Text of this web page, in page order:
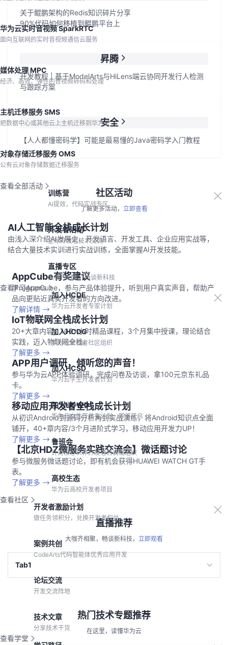
华为云实时音视频 SparkRTC
面向互联网的实时音视频通信云服务
媒体处理 MPC
经济、高效、弹性的音视频转码和处理
主机迁移服务 SMS
把数据中心或其他云上主机迁移到华为云
对象存储迁移服务 OMS
公有云对象存储数据迁移服务
查看全部活动
训练营
AI提效，代码实战专区
开发者活动
全球开发者技术交流
直播专区
大咖齐相聚，畅谈新科技
查看Programs
加入HCDE
华为云开发者专家计划
加入HCDG
华为云开发者社区组织
加入HCSD
华为云学生开发者计划
加入HCWD
华为云女性开发者计划，即将开启
鲁班会
针对核心伙伴开发者的高端组织
高校生态
华为云高校开发者项目
查看社区
开发者激励计划
做任务领积分，兑换开发者权益
案例共创
CodeArts代码智能体优秀应用开发
论坛交流
开发交流阵地
技术文章
分享技术干货
查看学堂
关于鲲鹏架构的Redis知识碎片分享
90%代码如何移植到鲲鹏平台上
昇腾
开发教程 | 基于ModelArts与HiLens端云协同开发行人检测
与跟踪方案
安全
【人人都懂密码学】可能是最易懂的Java密码学入门教程
社区活动
了解更多活动， 立即查看
AI人工智能全栈成长计划
由浅入深介绍AI发展史、开发语言、开发工具、企业应用实战等，
结合大量技术实训进行实战训练，全面掌握AI开发技能。
AppCube有奖建议
学习AppCube，参与产品体验提升，听到用户真实声音，帮助产
品向更贴近真实开发者的方向改进。
了解详情
IoT物联网全栈成长计划
20+大章内容，100+小时精品课程，3个月集中授课，理论结合
实践，迈入物联网全栈。
了解更多
APP用户调研，倾听您的声音！
参与华为云APP体验调研，完成问卷及访谈，拿100元京东礼品
卡。
了解更多
移动应用开发者全栈成长计划
从初识Android到源码分析再到实战演练，将Android知识点全面
铺开，40+章内容/3个月进阶式学习，移动应用开发力UP！
了解更多
【北京HDZ微服务实践交流会】微话题讨论
参与微服务微话题讨论，即有机会获得HUAWEI WATCH GT手
表。
了解更多
直播推荐
大咖齐相聚，畅谈新科技， 立即观看
Tab1
热门技术专题推荐
在这里，读懂华为云